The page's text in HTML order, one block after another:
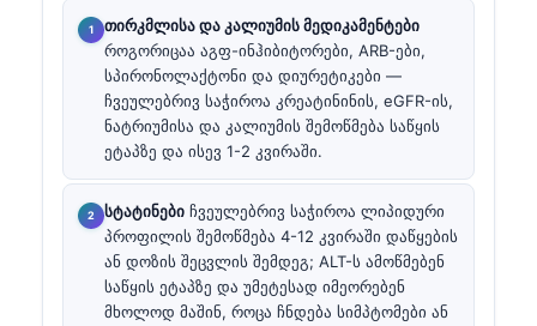
თირკმლისა და კალიუმის მედიკამენტები
როგორიცაა აგფ-ინჰიბიტორები, ARB-ები,
სპირონოლაქტონი და დიურეტიკები —
ჩვეულებრივ საჭიროა კრეატინინის, eGFR-ის,
ნატრიუმისა და კალიუმის შემოწმება საწყის
ეტაპზე და ისევ 1-2 კვირაში.
სტატინები ჩვეულებრივ საჭიროა ლიპიდური
პროფილის შემოწმება 4-12 კვირაში დაწყების
ან დოზის შეცვლის შემდეგ; ALT-ს ამოწმებენ
საწყის ეტაპზე და უმეტესად იმეორებენ
მხოლოდ მაშინ, როცა ჩნდება სიმპტომები ან